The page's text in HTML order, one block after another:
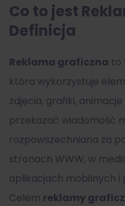
Co to jest
Definicja
Reklama graficzna to
która wykorzystuje
zdjęcia, grafiki,
przekazać wiadomość
rozpowszechniana za
stronach WWW, w
aplikacjach mobilnych i
Celem reklamy